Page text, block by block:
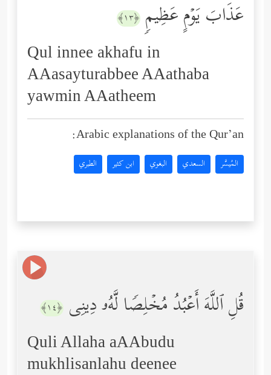
عَذَابَ یَوۡمٍ عَظِیمࣲ ﴿١٣﴾
Qul innee akhafu in
AAasayturabbee AAathaba
yawmin AAatheem
Arabic explanations of the Qur’an:
المُيسَّر السعدي البغوي ابن كثير الطبري
قُلِ ٱللَّهَ أَعۡبُدُ مُخۡلِصࣰا لَّهُۥ دِینِی ﴿١٤﴾
Quli Allaha aAAbudu
mukhlisanlahu deenee